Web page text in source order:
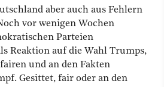
aber auch aus Fehlern
vor wenigen Wochen
Parteien
Reaktion auf die Wahl Trumps,
und an den Fakten
Gesittet, fair oder an den